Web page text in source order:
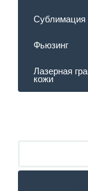
Сублимация
Фьюзинг
Лазерная
кожи